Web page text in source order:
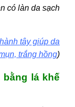
có làn da sạch
tây giúp da
trắng hồng)
lá khế